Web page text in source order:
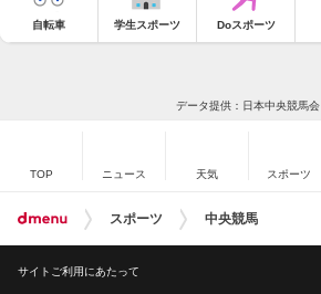
自転車 学生スポーツ Doスポーツ
データ提供：日本中央競馬会
TOP ニュース 天気 スポーツ
スポーツ 中央競馬
サイトご利用にあたって